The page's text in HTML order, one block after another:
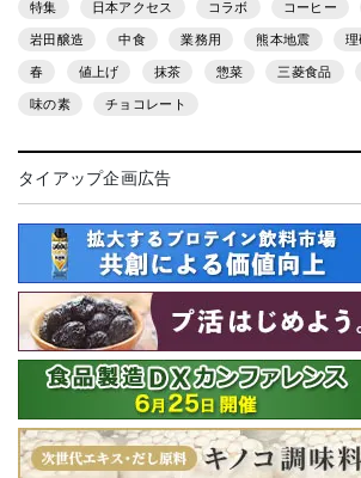
特集 日本アクセス コラボ コーヒー
岩田醸造 中食 業務用 熊本地震 理
春 値上げ 抹茶 惣菜 三菱食品
味の素 チョコレート
タイアップ企画広告